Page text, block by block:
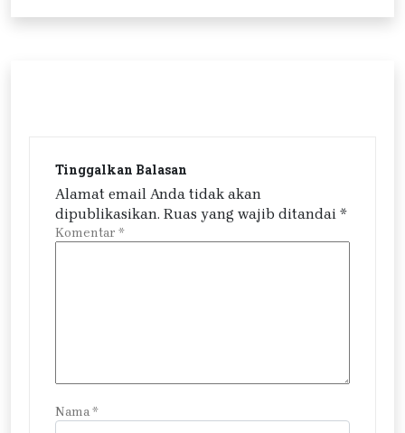
Tinggalkan Balasan
Alamat email Anda tidak akan
dipublikasikan. Ruas yang wajib ditandai *
Komentar *
Nama*